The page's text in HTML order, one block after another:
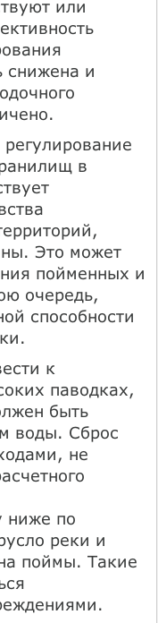
или
снижена и
в
Это может
пойменных и
очередь,
способности
к
паводках,
быть
воды. Сброс
не
ниже по
реки и
поймы. Такие